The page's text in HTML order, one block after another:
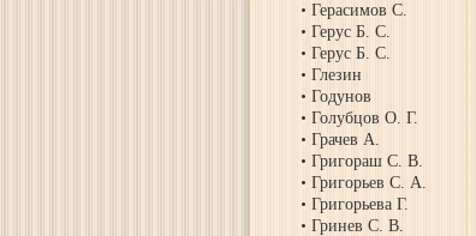
Герасимов С.
Герус Б. С.
Герус Б. С.
Глезин
Годунов
Голубцов О. Г.
Грачев А.
Григораш С. В.
Григорьев С. А.
Григорьева Г.
Гринев С. В.